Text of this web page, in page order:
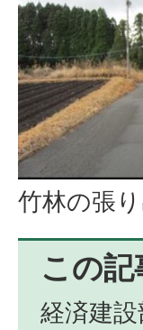
竹林の張
この
経済建